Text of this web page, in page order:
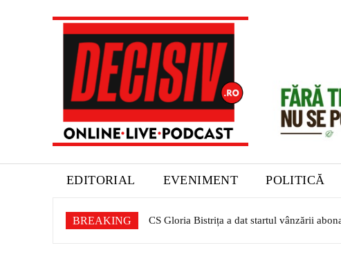
EDITORIAL EVENIMENT POLITICĂ
BREAKING CS Gloria Bistrița a dat startul vânzării